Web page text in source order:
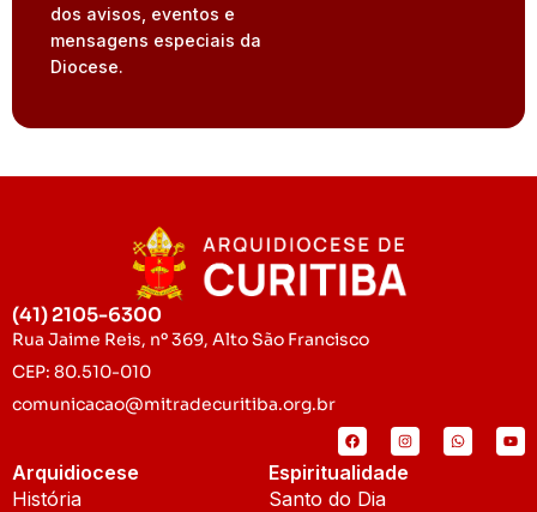
dos avisos, eventos e
mensagens especiais da
Diocese.
(41) 2105-6300
Rua Jaime Reis, nº 369, Alto São Francisco
CEP: 80.510-010
comunicacao@mitradecuritiba.org.br
Arquidiocese
História
Espiritualidade
Santo do Dia